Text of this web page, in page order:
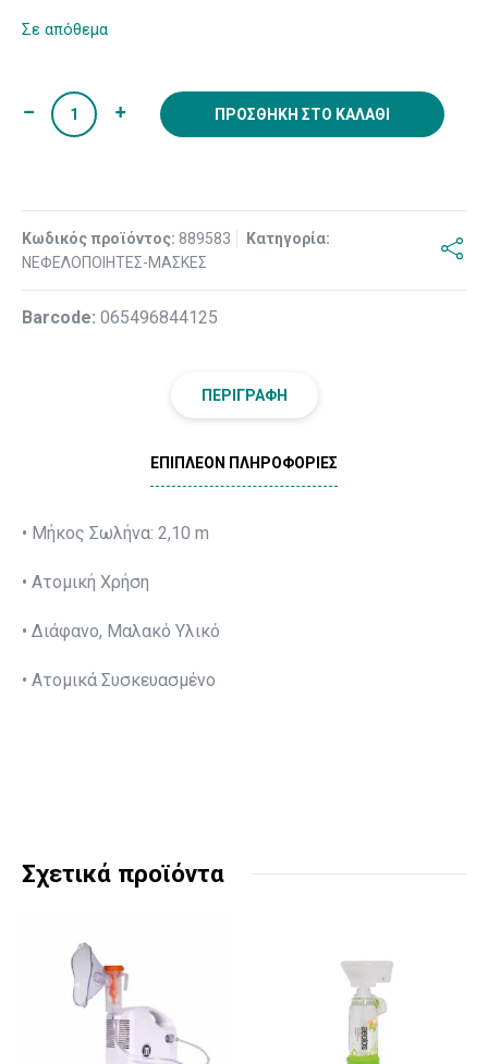
Σε απόθεμα
ΠΡΟΣΘΉΚΗ ΣΤΟ ΚΑΛΆΘΙ
Κωδικός προϊόντος: 889583
Κατηγορία:
ΝΕΦΕΛΟΠΟΙΗΤΕΣ-ΜΑΣΚΕΣ
Βarcode: 065496844125
ΠΕΡΙΓΡΑΦΉ
ΕΠΙΠΛΈΟΝ ΠΛΗΡΟΦΟΡΊΕΣ
• Μήκος Σωλήνα: 2,10 m
• Aτομική Χρήση
• Διάφανο, Μαλακό Υλικό
• Ατομικά Συσκευασμένο
Σχετικά προϊόντα